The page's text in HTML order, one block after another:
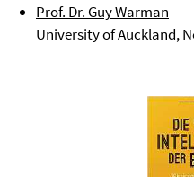
Prof. Dr. Guy Warman
University of Auckland,